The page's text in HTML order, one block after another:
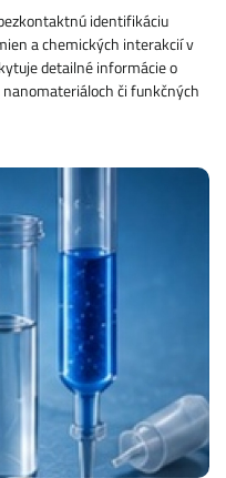
identifikáciu
a chemických interakcií v
detailné informácie o
či funkčných